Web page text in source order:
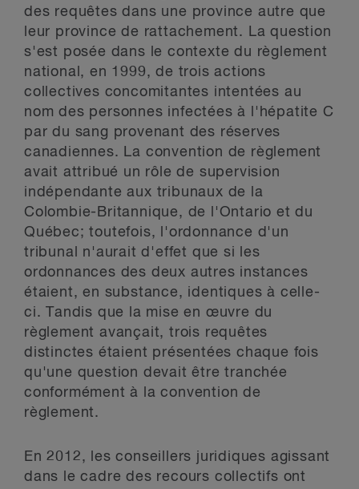
des requêtes dans une province autre que
leur province de rattachement. La question
s'est posée dans le contexte du règlement
national, en 1999, de trois actions
collectives concomitantes intentées au
nom des personnes infectées à l'hépatite C
par du sang provenant des réserves
canadiennes. La convention de règlement
avait attribué un rôle de supervision
indépendante aux tribunaux de la
Colombie-Britannique, de l'Ontario et du
Québec; toutefois, l'ordonnance d'un
tribunal n'aurait d'effet que si les
ordonnances des deux autres instances
étaient, en substance, identiques à celle-
ci. Tandis que la mise en œuvre du
règlement avançait, trois requêtes
distinctes étaient présentées chaque fois
qu'une question devait être tranchée
conformément à la convention de
règlement.
En 2012, les conseillers juridiques agissant
dans le cadre des recours collectifs ont